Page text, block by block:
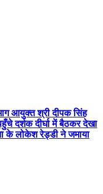
आयुक्त श्री दीपक सिंह
दर्शक दीर्घा में बैठकर देखा
के लोकेश रेड्डी ने जमाया